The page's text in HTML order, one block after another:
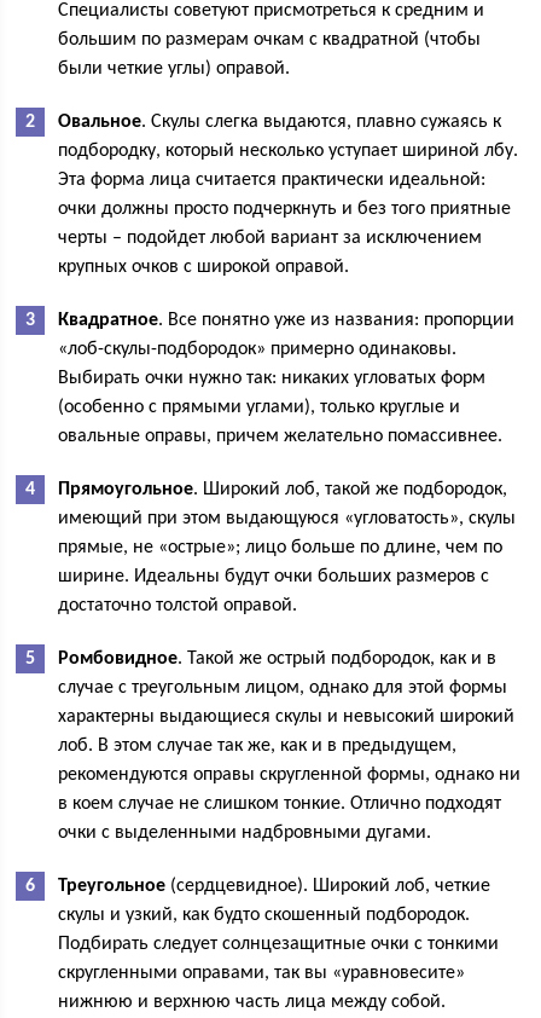
Специалисты советуют присмотреться к средним и
большим по размерам очкам с квадратной (чтобы
были четкие углы) оправой.
Овальное. Скулы слегка выдаются, плавно сужаясь к
подбородку, который несколько уступает шириной лбу.
Эта форма лица считается практически идеальной:
очки должны просто подчеркнуть и без того приятные
черты – подойдет любой вариант за исключением
крупных очков с широкой оправой.
Квадратное. Все понятно уже из названия: пропорции
«лоб-скулы-подбородок» примерно одинаковы.
Выбирать очки нужно так: никаких угловатых форм
(особенно с прямыми углами), только круглые и
овальные оправы, причем желательно помассивнее.
Прямоугольное. Широкий лоб, такой же подбородок,
имеющий при этом выдающуюся «угловатость», скулы
прямые, не «острые»; лицо больше по длине, чем по
ширине. Идеальны будут очки больших размеров с
достаточно толстой оправой.
Ромбовидное. Такой же острый подбородок, как и в
случае с треугольным лицом, однако для этой формы
характерны выдающиеся скулы и невысокий широкий
лоб. В этом случае так же, как и в предыдущем,
рекомендуются оправы скругленной формы, однако ни
в коем случае не слишком тонкие. Отлично подходят
очки с выделенными надбровными дугами.
Треугольное (сердцевидное). Широкий лоб, четкие
скулы и узкий, как будто скошенный подбородок.
Подбирать следует солнцезащитные очки с тонкими
скругленными оправами, так вы «уравновесите»
нижнюю и верхнюю часть лица между собой.